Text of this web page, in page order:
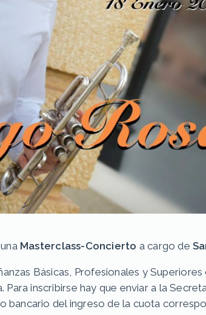
Masterclass-Concierto a cargo de
Básicas, Profesionales y Superiores
inscribirse hay que enviar a la
bancario del ingreso de la cuota